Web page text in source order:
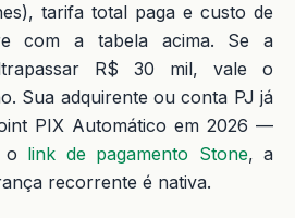
tarifa total paga e custo de
com a tabela acima. Se a
R$ 30 mil, vale o
Sua adquirente ou conta PJ já
PIX Automático em 2026 —
o link de pagamento Stone, a
recorrente é nativa.